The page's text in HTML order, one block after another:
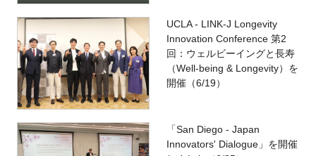
UCLA - LINK-J Longevity
Innovation Conference 第2
回：ウェルビーイングと長寿
（Well-being & Longevity）を
開催（6/19）
「San Diego - Japan
Innovators' Dialogue」を開催